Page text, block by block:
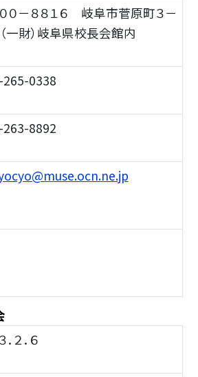
０－８８１６ 岐阜市菅原町３－
財）岐阜県校長会館内
0338
8892
２．６